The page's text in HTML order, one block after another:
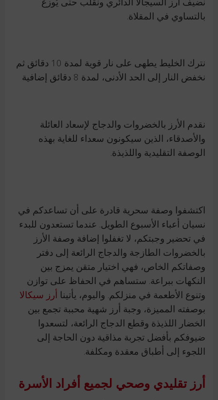
بالتساوي في المقلاة.
نترك الخليط يطهى على نار قوية لمدة 10 دقائق ثم
نخفض النار إلى الحد الأدنى، لمدة 8 دقائق إضافية
نقدم الأرز بالخضروات والدجاج لإسعاد العائلة
والأصدقاء، الذين سيكونون سعداء للغاية بهذه
الوصفة التقليدية واللذيذة.
اكتشفوا وصفة سحرية قادرة على أن تساعدكم في
نسيان أعباء الأسبوع الطويل. عندما تستعدون للبدء
في تحضير وجبتكم، لا تغفلوا إضافة وصفة الأرز
بالخضروات الطازجة والدجاج الرائعة إلى دفتر
وصفاتكم الخاص، فهي اختيار متقن يمزج بين
النكهات ببراعة. ستساهم في الحفاظ على توازن
وتنوع الأطعمة في منزلكم. واليوم، يأتينا أرز سيكالا
بوصفته المميزة، وجبة أرز شهية محببة تجمع بين
الخضار اللذيذة وقطع الدجاج الرائعة، لتسعدوا
ضيوفكم بأفضل تجربة مذاقية دون الحاجة إلى
اللجوء إلى أطباق معقدة ومكلفة.
أرز تقليدي وصحي لجميع أفراد الأسرة